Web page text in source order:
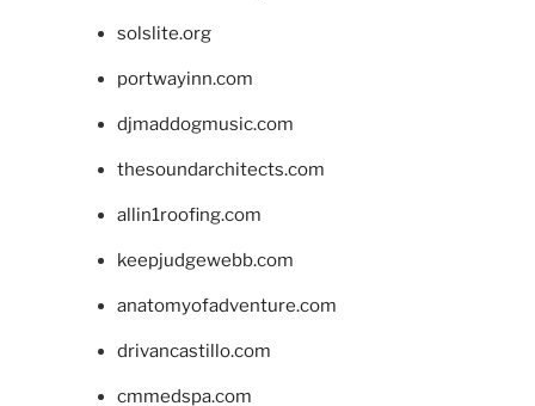
solslite.org
portwayinn.com
djmaddogmusic.com
thesoundarchitects.com
allin1roofing.com
keepjudgewebb.com
anatomyofadventure.com
drivancastillo.com
cmmedspa.com